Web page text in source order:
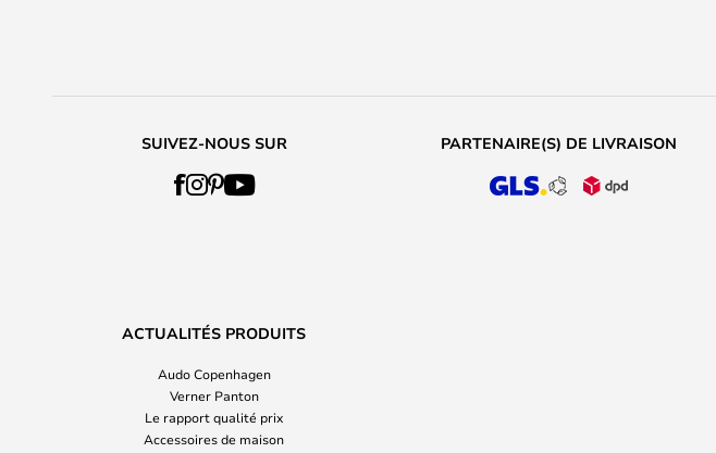
SUIVEZ-NOUS SUR PARTENAIRE(S) DE LIVRAISON
ACTUALITÉS PRODUITS
Audo Copenhagen
Verner Panton
Le rapport qualité prix
Accessoires de maison